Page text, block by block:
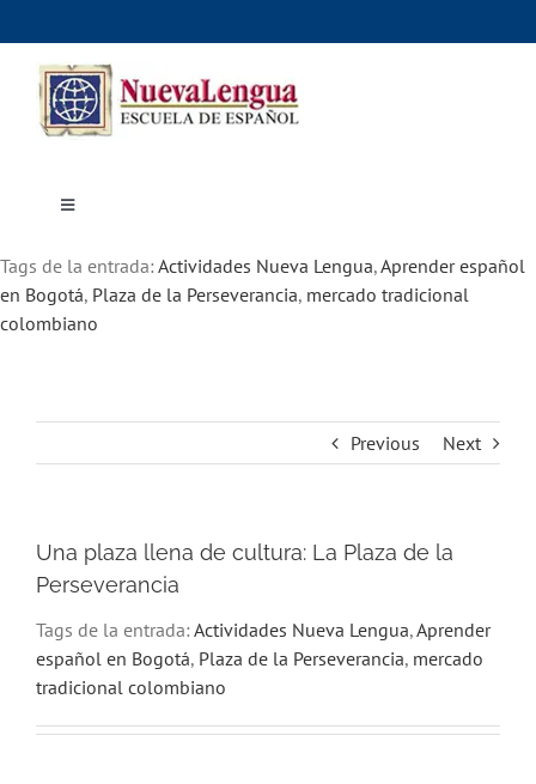
to
content
Toggle
Cursos
Dónde estudiar
Alojamiento
Tags de la entrada: Actividades Nueva Lengua,Aprender español
en Bogotá, Plaza de la Perseverancia, mercado tradicional
colombiano
Previous Next
Una plaza llena de cultura: La Plaza de la
Perseverancia
Tags de la entrada: Actividades Nueva Lengua,Aprender
español en Bogotá, Plaza de la Perseverancia, mercado
tradicional colombiano